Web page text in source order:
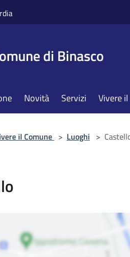
di Binasco
Novità Servizi Vivere
il Comune > Luoghi >